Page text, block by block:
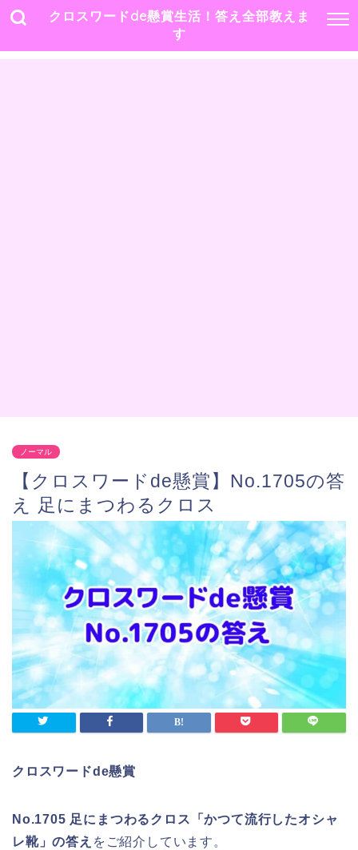
クロスワードde懸賞生活！答え全部教えま
す
ノーマル
【クロスワードde懸賞】No.1705の答
え 足にまつわるクロス
クロスワードde懸賞
No.1705 足にまつわるクロス「かつて流行したオシャ
レ靴」の答え をご紹介しています。